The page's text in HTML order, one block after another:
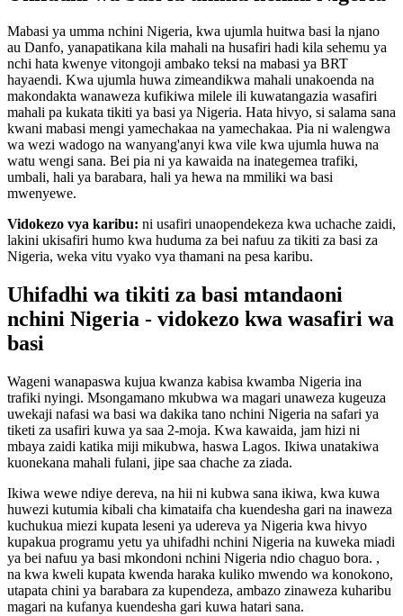
Mabasi ya umma nchini Nigeria, kwa ujumla huitwa basi la njano
au Danfo, yanapatikana kila mahali na husafiri hadi kila sehemu ya
nchi hata kwenye vitongoji ambako teksi na mabasi ya BRT
hayaendi. Kwa ujumla huwa zimeandikwa mahali unakoenda na
makondakta wanaweza kufikiwa milele ili kuwatangazia wasafiri
mahali pa kukata tikiti ya basi ya Nigeria. Hata hivyo, si salama sana
kwani mabasi mengi yamechakaa na yamechakaa. Pia ni walengwa
wa wezi wadogo na wanyang'anyi kwa vile kwa ujumla huwa na
watu wengi sana. Bei pia ni ya kawaida na inategemea trafiki,
umbali, hali ya barabara, hali ya hewa na mmiliki wa basi
mwenyewe.
Vidokezo vya karibu: ni usafiri unaopendekeza kwa uchache zaidi,
lakini ukisafiri humo kwa huduma za bei nafuu za tikiti za basi za
Nigeria, weka vitu vyako vya thamani na pesa karibu.
Uhifadhi wa tikiti za basi mtandaoni
nchini Nigeria - vidokezo kwa wasafiri wa
basi
Wageni wanapaswa kujua kwanza kabisa kwamba Nigeria ina
trafiki nyingi. Msongamano mkubwa wa magari unaweza kugeuza
uwekaji nafasi wa basi wa dakika tano nchini Nigeria na safari ya
tiketi za usafiri kuwa ya saa 2-moja. Kwa kawaida, jam hizi ni
mbaya zaidi katika miji mikubwa, haswa Lagos. Ikiwa unatakiwa
kuonekana mahali fulani, jipe saa chache za ziada.
Ikiwa wewe ndiye dereva, na hii ni kubwa sana ikiwa, kwa kuwa
huwezi kutumia kibali cha kimataifa cha kuendesha gari na inaweza
kuchukua miezi kupata leseni ya udereva ya Nigeria kwa hivyo
kupakua programu yetu ya uhifadhi nchini Nigeria na kuweka miadi
ya bei nafuu ya basi mkondoni nchini Nigeria ndio chaguo bora. ,
na kwa kweli kupata kwenda haraka kuliko mwendo wa konokono,
utapata chini ya barabara za kupendeza, ambazo zinaweza kuharibu
magari na kufanya kuendesha gari kuwa hatari sana.